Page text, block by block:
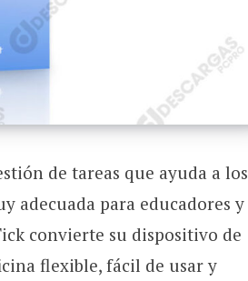
de tareas que ayuda a los
adecuada para educadores y
convierte su dispositivo de
flexible, fácil de usar y